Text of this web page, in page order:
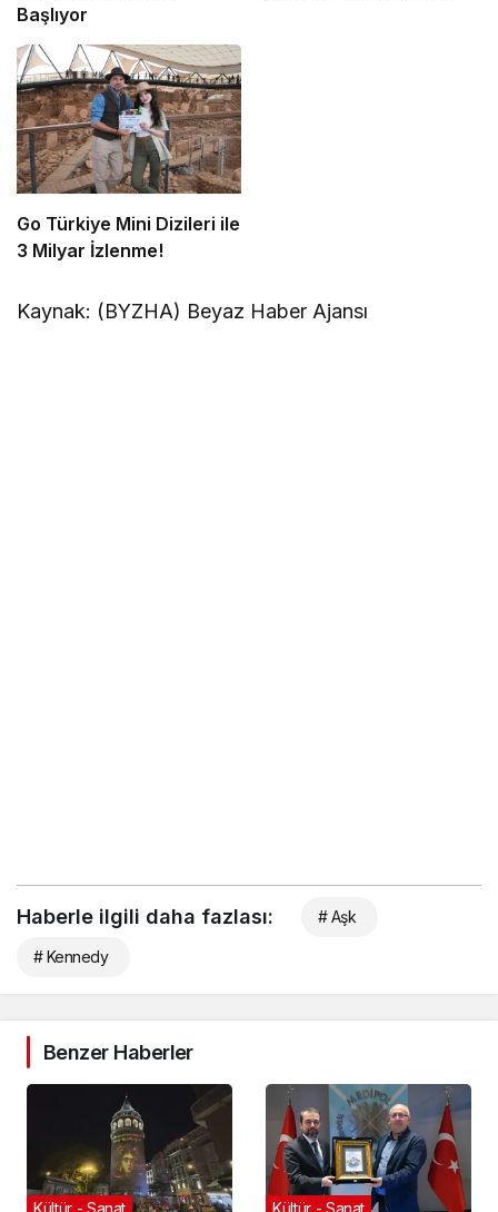
Başlıyor
Go Türkiye Mini Dizileri ile
3 Milyar İzlenme!
Kaynak: (BYZHA) Beyaz Haber Ajansı
Haberle ilgili daha fazlası: # Aşk
# Kennedy
Benzer Haberler